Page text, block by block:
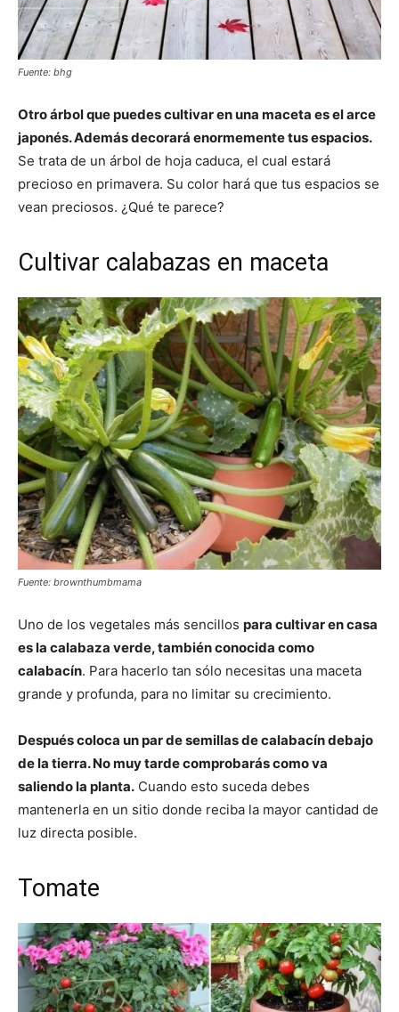
Fuente: bhg
Otro árbol que puedes cultivar en una maceta es el arce
japonés. Además decorará enormemente tus espacios.
Se trata de un árbol de hoja caduca, el cual estará
precioso en primavera. Su color hará que tus espacios se
vean preciosos. ¿Qué te parece?
Cultivar calabazas en maceta
Fuente: brownthumbmama
Uno de los vegetales más sencillos para cultivar en casa
es la calabaza verde, también conocida como
calabacín. Para hacerlo tan sólo necesitas una maceta
grande y profunda, para no limitar su crecimiento.
Después coloca un par de semillas de calabacín debajo
de la tierra. No muy tarde comprobarás como va
saliendo la planta. Cuando esto suceda debes
mantenerla en un sitio donde reciba la mayor cantidad de
luz directa posible.
Tomate